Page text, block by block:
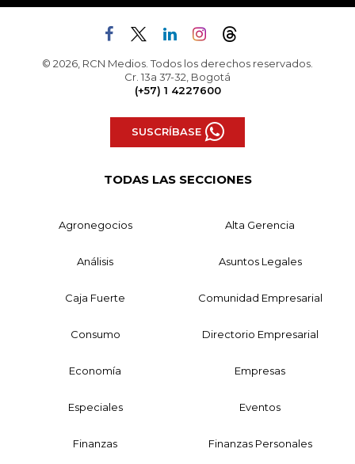
© 2026, RCN Medios. Todos los derechos reservados.
Cr. 13a 37-32, Bogotá
(+57) 1 4227600
SUSCRÍBASE
TODAS LAS SECCIONES
Agronegocios Alta Gerencia
Análisis Asuntos Legales
Caja Fuerte Comunidad Empresarial
Consumo Directorio Empresarial
Economía Empresas
Especiales Eventos
Finanzas Finanzas Personales